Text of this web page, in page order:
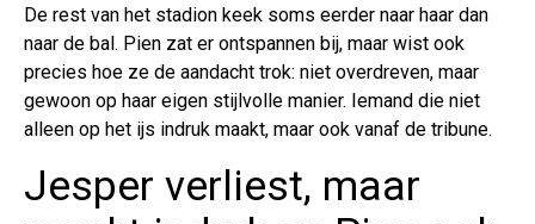
De rest van het stadion keek soms eerder naar haar dan
naar de bal. Pien zat er ontspannen bij, maar wist ook
precies hoe ze de aandacht trok: niet overdreven, maar
gewoon op haar eigen stijlvolle manier. Iemand die niet
alleen op het ijs indruk maakt, maar ook vanaf de tribune.
Jesper verliest, maar